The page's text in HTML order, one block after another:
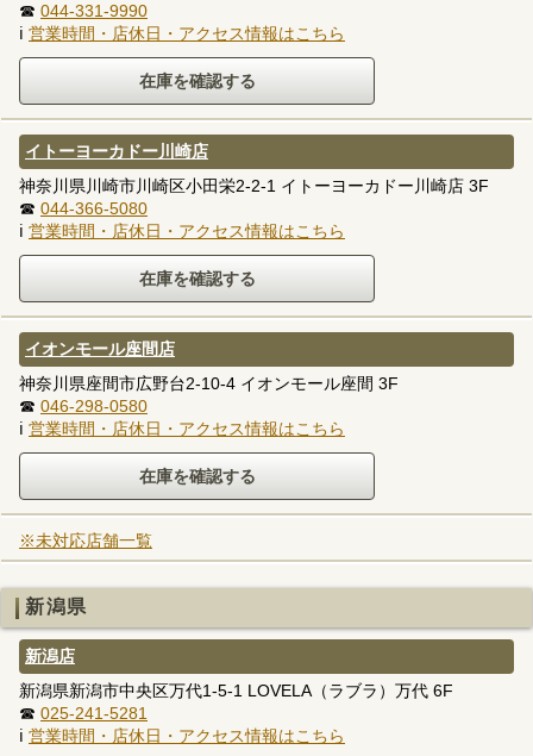
☎ 044-331-9990
ℹ 営業時間・店休日・アクセス情報はこちら
イトーヨーカドー川崎店
神奈川県川崎市川崎区小田栄2-2-1 イトーヨーカドー川崎店 3F
☎ 044-366-5080
ℹ 営業時間・店休日・アクセス情報はこちら
イオンモール座間店
神奈川県座間市広野台2-10-4 イオンモール座間 3F
☎ 046-298-0580
ℹ 営業時間・店休日・アクセス情報はこちら
※未対応店舗一覧
新潟県
新潟店
新潟県新潟市中央区万代1-5-1 LOVELA（ラブラ）万代 6F
☎ 025-241-5281
ℹ 営業時間・店休日・アクセス情報はこちら